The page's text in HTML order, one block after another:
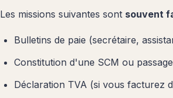
Les missions suivantes sont souvent
Bulletins de paie (secrétaire,
Constitution d'une SCM ou
Déclaration TVA (si vous facturez